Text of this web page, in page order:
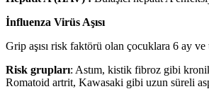
İnfluenza Virüs Aşısı
Grip aşısı risk faktörü olan çocuklara 6 ay
Risk grupları: Astım, kistik fibroz gibi
Romatoid artrit, Kawasaki gibi uzun süreli